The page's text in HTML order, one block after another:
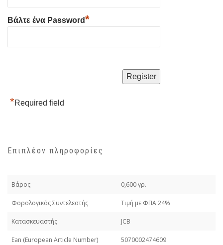
Βάλτε ένα Password*
*Required field
Επιπλέον πληροφορίες
Βάρος 0,600 γρ.
Φορολογικός Συντελεστής Τιμή με ΦΠΑ 24%
Κατασκευαστής JCB
Εan (European Article Number) 5070002474609